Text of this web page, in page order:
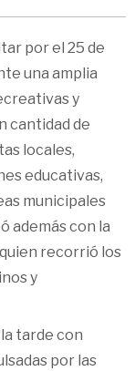
por el 25 de
una amplia
y
cantidad de
locales,
educativas,
municipales
además con la
recorrió los
y
tarde con
por las